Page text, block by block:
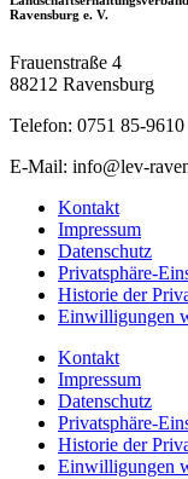
Ravensburg e. V.
Frauenstraße 4
88212 Ravensburg
Telefon: 0751 85-9610
E-Mail: info@lev-
Kontakt
Impressum
Datenschutz
Privatsphäre-
Historie der
Einwilligungen
Kontakt
Impressum
Datenschutz
Privatsphäre-
Historie der
Einwilligungen